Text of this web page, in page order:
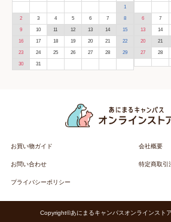
1
2 3 4 5 6 7 8
9 10 11 12 13 14 15
16 17 18 19 20 21 22
23 24 25 26 27 28 29
30 31
6 7
13 14
20 21
27 28
お買い物ガイド 会社概要
お問い合わせ 特定商取引
プライバシーポリシー
Copyright©あにまるキャンパスオンラインスト